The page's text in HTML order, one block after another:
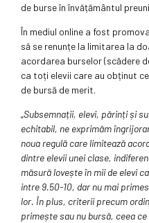
de burse în învățământul
În mediul online a fost
să se renunțe la limitarea la
acordarea burselor (scădere
ca toți elevii care au obținut
de bursă de merit.
„Subsemnații, elevi, părinți și
echitabil, ne exprimăm
noua regulă care limitează
dintre elevii unei clase,
măsură lovește în mii de elevi
intre 9.50-10, dar nu mai
lor. În plus, criterii precum
primește sau nu bursă, ceea